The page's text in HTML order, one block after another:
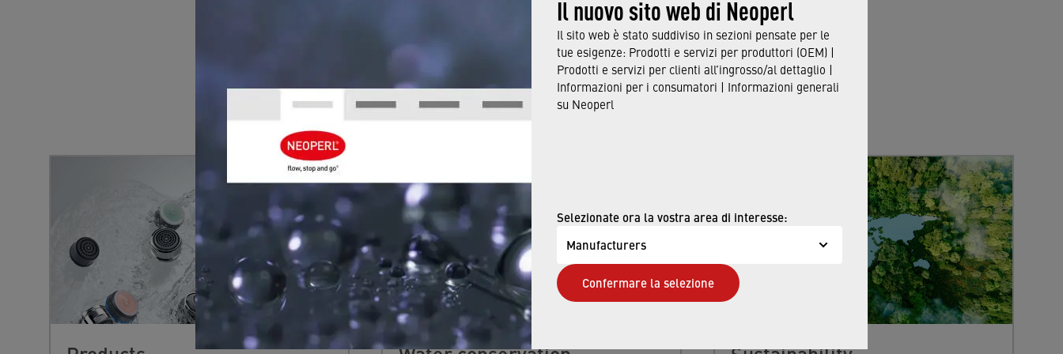
Il nuovo sito web di Neoperl
Il sito web è stato suddiviso in sezioni pensate per le
tue esigenze: Prodotti e servizi per produttori (OEM) |
Prodotti e servizi per clienti all’ingrosso/al dettaglio |
Informazioni per i consumatori | Informazioni generali
su Neoperl
Selezionate ora la vostra area di interesse:
Manufacturers
Confermare la selezione
YOU MIGHT ALSO BE INTERESTED IN